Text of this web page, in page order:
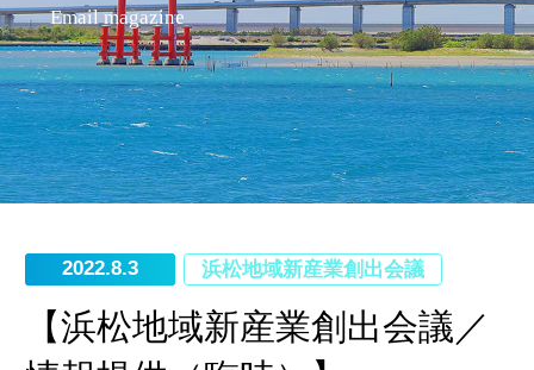
Email magazine
2022.8.3 浜松地域新産業創出会議
【浜松地域新産業創出会議／